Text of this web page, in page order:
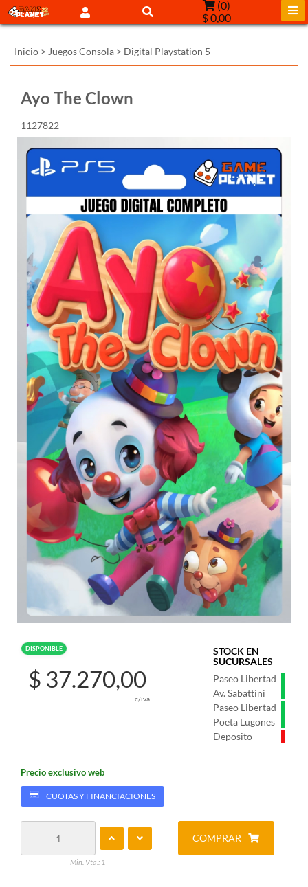
(0)
$ 0,00
Inicio > Juegos Consola > Digital Playstation 5
Ayo The Clown
1127822
DISPONIBLE
STOCK EN
SUCURSALES
Paseo Libertad
Av. Sabattini
Paseo Libertad
Poeta Lugones
Deposito
$ 37.270,00
c/iva
Precio exclusivo web
CUOTAS Y FINANCIACIONES
Min. Vta.: 1
COMPRAR